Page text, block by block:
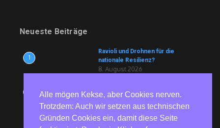
Neueste Beiträge
1
Ravioli und Drohnen für die
nationale Resilienz?
8. August 2026
vorübergehend mit
Schwimmbecken
Alle mögen Kekse, aber Cookies nerven.
Trotzdem: Auch wir setzen aus technischen
Gründen Cookies ein, damit diese Seite